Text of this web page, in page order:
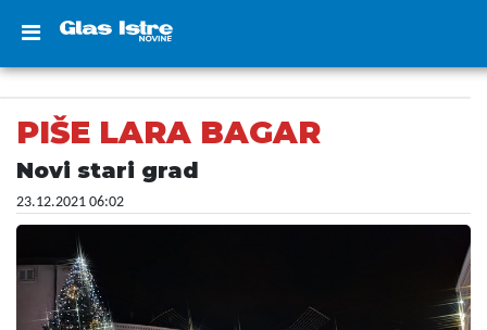
PIŠE LARA BAGAR
Novi stari grad
23.12.2021 06:02